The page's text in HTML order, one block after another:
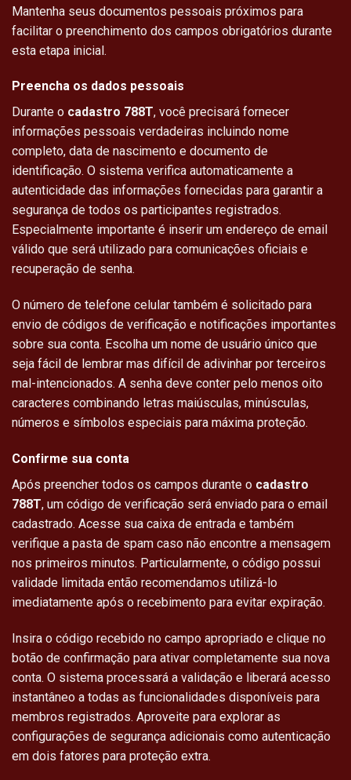
Mantenha seus documentos pessoais próximos para
facilitar o preenchimento dos campos obrigatórios durante
esta etapa inicial.
Preencha os dados pessoais
Durante o cadastro 788T, você precisará fornecer
informações pessoais verdadeiras incluindo nome
completo, data de nascimento e documento de
identificação. O sistema verifica automaticamente a
autenticidade das informações fornecidas para garantir a
segurança de todos os participantes registrados.
Especialmente importante é inserir um endereço de email
válido que será utilizado para comunicações oficiais e
recuperação de senha.
O número de telefone celular também é solicitado para
envio de códigos de verificação e notificações importantes
sobre sua conta. Escolha um nome de usuário único que
seja fácil de lembrar mas difícil de adivinhar por terceiros
mal-intencionados. A senha deve conter pelo menos oito
caracteres combinando letras maiúsculas, minúsculas,
números e símbolos especiais para máxima proteção.
Confirme sua conta
Após preencher todos os campos durante o cadastro
788T, um código de verificação será enviado para o email
cadastrado. Acesse sua caixa de entrada e também
verifique a pasta de spam caso não encontre a mensagem
nos primeiros minutos. Particularmente, o código possui
validade limitada então recomendamos utilizá-lo
imediatamente após o recebimento para evitar expiração.
Insira o código recebido no campo apropriado e clique no
botão de confirmação para ativar completamente sua nova
conta. O sistema processará a validação e liberará acesso
instantâneo a todas as funcionalidades disponíveis para
membros registrados. Aproveite para explorar as
configurações de segurança adicionais como autenticação
em dois fatores para proteção extra.